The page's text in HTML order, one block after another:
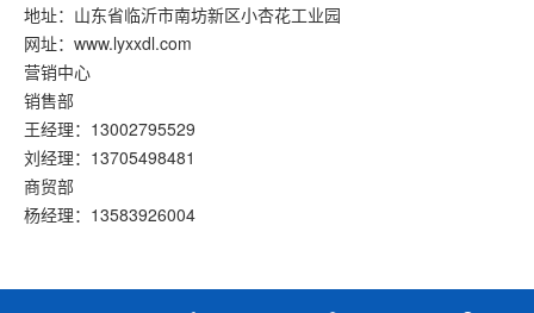
地址：山东省临沂市南坊新区小杏花工业园
网址：www.lyxxdl.com
营销中心
销售部
王经理：13002795529
刘经理：13705498481
商贸部
杨经理：13583926004